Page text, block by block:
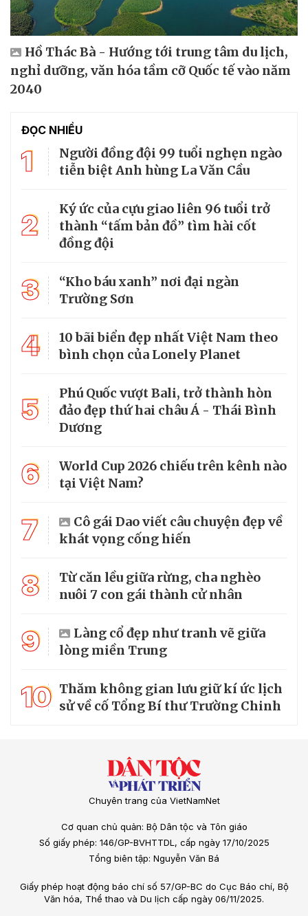
Hồ Thác Bà - Hướng tới trung tâm du lịch,
nghỉ dưỡng, văn hóa tầm cỡ Quốc tế vào năm
2040
ĐỌC NHIỀU
1
Người đồng đội 99 tuổi nghẹn ngào
tiễn biệt Anh hùng La Văn Cầu
2
Ký ức của cựu giao liên 96 tuổi trở
thành “tấm bản đồ” tìm hài cốt
đồng đội
3
“Kho báu xanh” nơi đại ngàn
Trường Sơn
4
10 bãi biển đẹp nhất Việt Nam theo
bình chọn của Lonely Planet
5
Phú Quốc vượt Bali, trở thành hòn
đảo đẹp thứ hai châu Á - Thái Bình
Dương
6
World Cup 2026 chiếu trên kênh nào
tại Việt Nam?
7
Cô gái Dao viết câu chuyện đẹp về
khát vọng cống hiến
8
Từ căn lều giữa rừng, cha nghèo
nuôi 7 con gái thành cử nhân
9
Làng cổ đẹp như tranh vẽ giữa
lòng miền Trung
10 Thăm không gian lưu giữ kí ức lịch
sử về cố Tổng Bí thư Trường Chinh
Chuyên trang của VietNamNet
Cơ quan chủ quản: Bộ Dân tộc và Tôn giáo
Số giấy phép: 146/GP-BVHTTDL, cấp ngày 17/10/2025
Tổng biên tập: Nguyễn Văn Bá
Giấy phép hoạt động báo chí số 57/GP-BC do Cục Báo chí, Bộ
Văn hóa, Thể thao và Du lịch cấp ngày 06/11/2025.